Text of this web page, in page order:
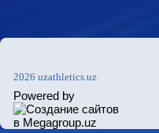
2026 uzathletics.uz
Powered by